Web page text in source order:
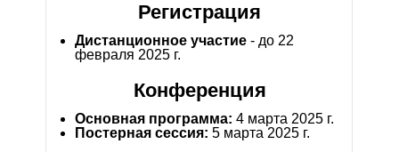
Регистрация
Конференция
Дистанционное участие - до 22
февраля 2025 г.
Основная программа: 4 марта 2025 г.
Постерная сессия: 5 марта 2025 г.